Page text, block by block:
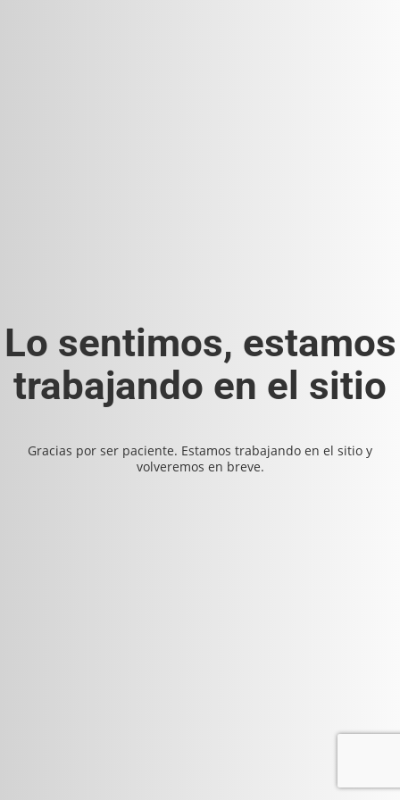
Lo sentimos, estamos
trabajando en el sitio
Gracias por ser paciente. Estamos trabajando en el sitio y
volveremos en breve.